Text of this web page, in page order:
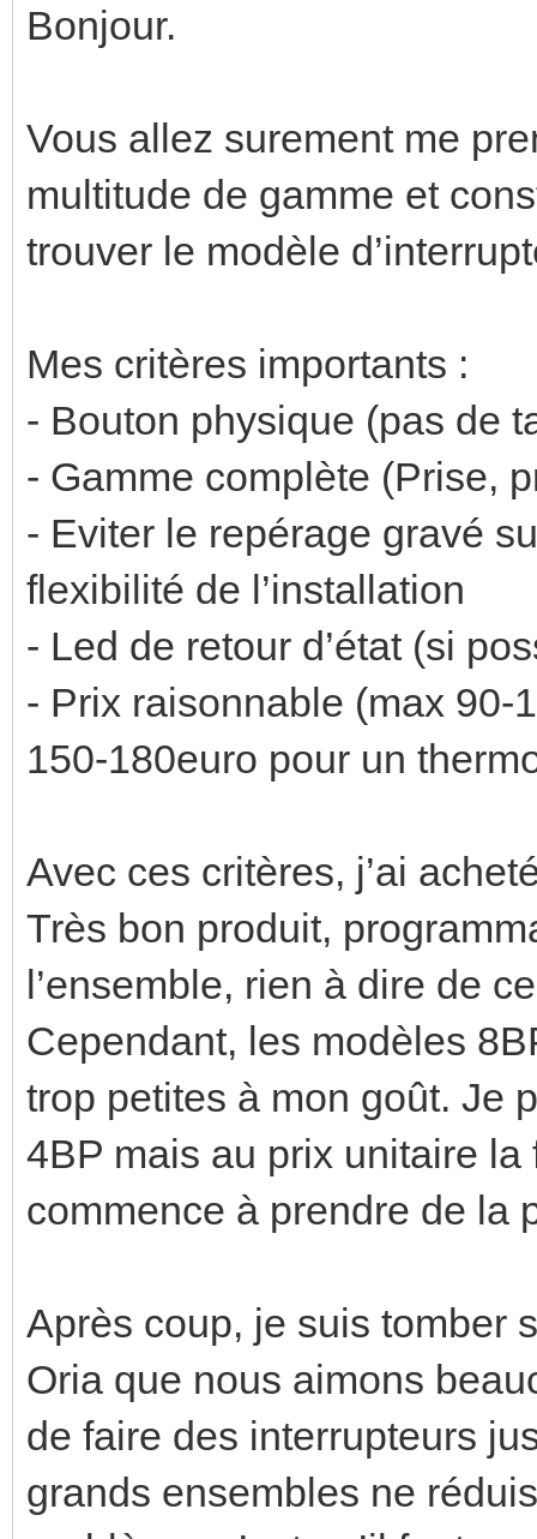
Bonjour.
Vous allez surement me
multitude de gamme et
trouver le modèle
Mes critères importants :
- Bouton physique (pas de
- Gamme complète (Prise,
- Eviter le repérage gravé
flexibilité de l’installation
- Led de retour d’état (si
- Prix raisonnable (max 90-
150-180euro pour un
Avec ces critères, j’ai
Très bon produit,
l’ensemble, rien à dire de
Cependant, les modèles
trop petites à mon goût. Je
4BP mais au prix unitaire
commence à prendre de la
Après coup, je suis tomber
Oria que nous aimons
de faire des interrupteurs
grands ensembles ne